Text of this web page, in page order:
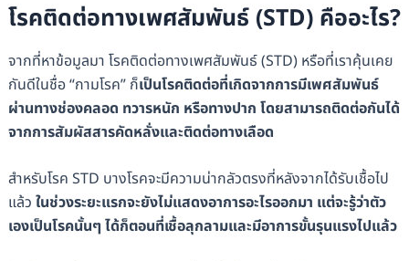
โรคติดต่อทางเพศสัมพันธ์ (STD) คืออะไร?
จากที่หาข้อมูลมา โรคติดต่อทางเพศสัมพันธ์ (STD) หรือที่เราคุ้นเคย
กันดีในชื่อ “กามโรค” ก็เป็นโรคติดต่อที่เกิดจากการมีเพศสัมพันธ์
ผ่านทางช่องคลอด ทวารหนัก หรือทางปาก โดยสามารถติดต่อกันได้
จากการสัมผัสสารคัดหลั่งและติดต่อทางเลือด
สำหรับโรค STD บางโรคจะมีความน่ากลัวตรงที่หลังจากได้รับเชื้อไป
แล้ว ในช่วงระยะแรกจะยังไม่แสดงอาการอะไรออกมา แต่จะรู้ว่าตัว
เองเป็นโรคนั้นๆ ได้ก็ตอนที่เชื้อลุกลามและมีอาการขั้นรุนแรงไปแล้ว